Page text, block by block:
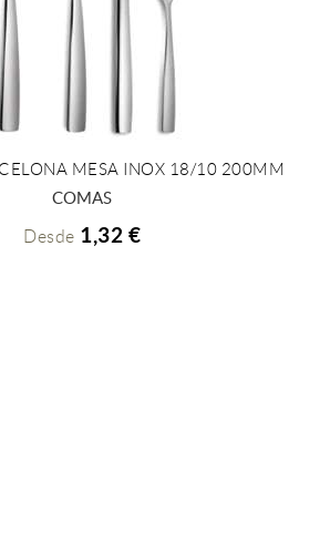
+ INFO
MESA INOX 18/10 200MM
COMAS
Desde 1,32 €